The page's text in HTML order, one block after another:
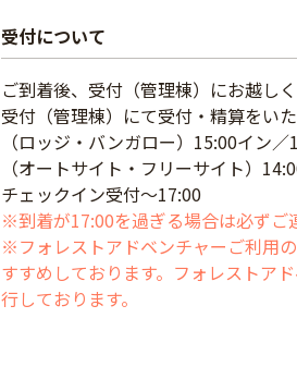
受付について
ご到着後、受付（管理棟）にお越しく
受付（管理棟）にて受付・精算をいた
（ロッジ・バンガロー）15:00イン／
（オートサイト・フリーサイト）
チェックイン受付〜17:00
※到着が17:00を過ぎる場合は必ずご
※フォレストアドベンチャーご利用
すすめしております。フォレストア
行しております。